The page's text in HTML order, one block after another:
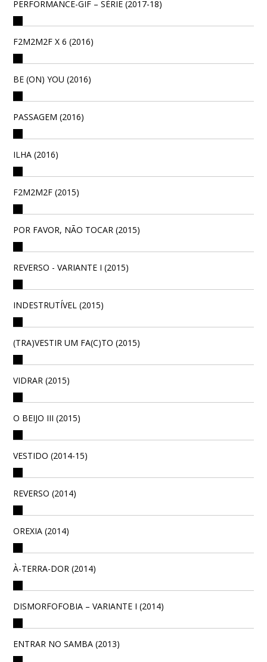
PERFORMANCE-GIF – SÉRIE (2017-18)
F2M2M2F X 6 (2016)
BE (ON) YOU (2016)
PASSAGEM (2016)
ILHA (2016)
F2M2M2F (2015)
POR FAVOR, NÃO TOCAR (2015)
REVERSO - VARIANTE I (2015)
INDESTRUTÍVEL (2015)
(TRA)VESTIR UM FA(C)TO (2015)
VIDRAR (2015)
O BEIJO III (2015)
VESTIDO (2014-15)
REVERSO (2014)
OREXIA (2014)
À-TERRA-DOR (2014)
DISMORFOFOBIA – VARIANTE I (2014)
ENTRAR NO SAMBA (2013)